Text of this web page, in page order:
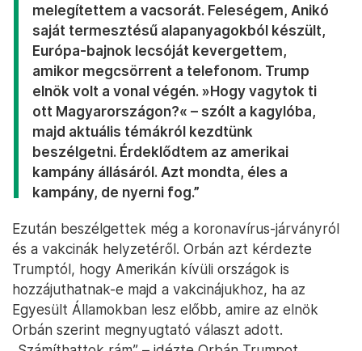
melegítettem a vacsorát. Feleségem, Anikó
saját termesztésű alapanyagokból készült,
Európa-bajnok lecsóját kevergettem,
amikor megcsörrent a telefonom. Trump
elnök volt a vonal végén.»Hogy vagytok ti
ott Magyarországon?« – szólt a kagylóba,
majd aktuális témákról kezdtünk
beszélgetni. Érdeklődtem az amerikai
kampány állásáról. Azt mondta, éles a
kampány, de nyerni fog.”
Ezután beszélgettek még a koronavírus-járványról
és a vakcinák helyzetéről. Orbán azt kérdezte
Trumptól, hogy Amerikán kívüli országok is
hozzájuthatnak-e majd a vakcinájukhoz, ha az
Egyesült Államokban lesz előbb, amire az elnök
Orbán szerint megnyugtató választ adott.